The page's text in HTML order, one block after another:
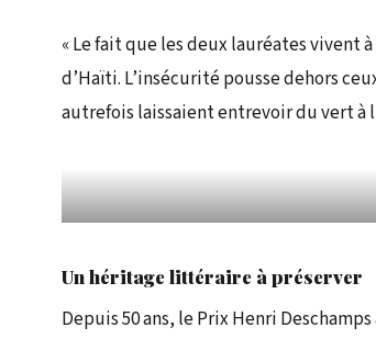
« Le fait que les deux lauréates vivent
d’Haïti. L’insécurité pousse dehors
autrefois laissaient entrevoir du vert à
Un héritage littéraire à préserver
Depuis 50 ans, le Prix Henri